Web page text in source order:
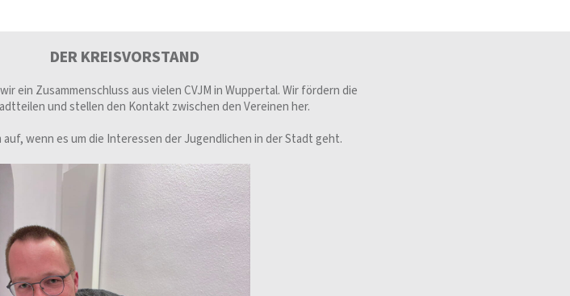
DER KREISVORSTAND
ein Zusammenschluss aus vielen CVJM in Wuppertal. Wir fördern die
und stellen den Kontakt zwischen den Vereinen her.
wenn es um die Interessen der Jugendlichen in der Stadt geht.